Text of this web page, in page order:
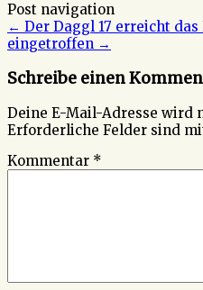
Post navigation
← Der Daggl 17 erreicht das
eingetroffen →
Schreibe einen
Deine E-Mail-Adresse wird
Erforderliche Felder sind
Kommentar *